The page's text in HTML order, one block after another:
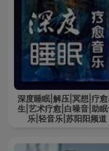
深度睡眠|解压|冥想|疗
生|艺术疗愈|白噪音|助
乐|轻音乐|苏阳阳频道